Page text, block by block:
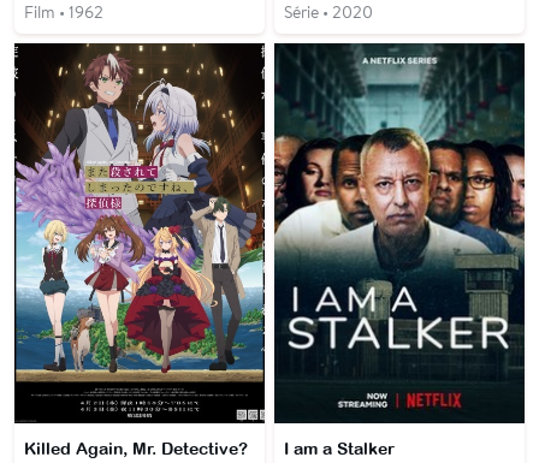
Film • 1962 Série • 2020
Killed Again, Mr. Detective? I am a Stalker